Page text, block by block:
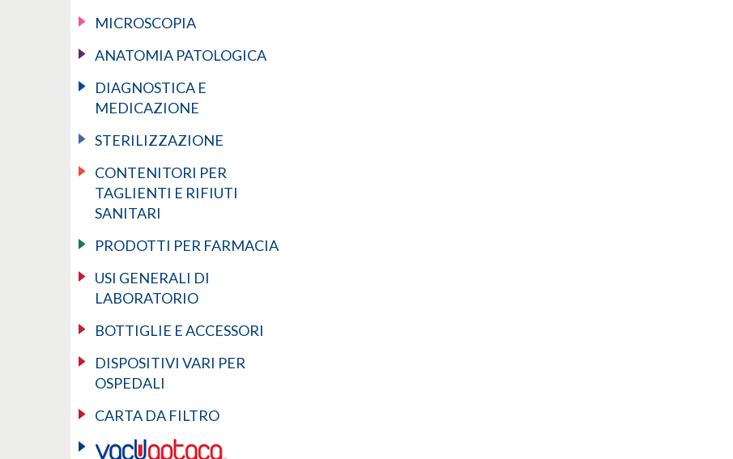
MICROSCOPIA
ANATOMIA PATOLOGICA
DIAGNOSTICA E
MEDICAZIONE
STERILIZZAZIONE
CONTENITORI PER
TAGLIENTI E RIFIUTI
SANITARI
PRODOTTI PER FARMACIA
USI GENERALI DI
LABORATORIO
BOTTIGLIE E ACCESSORI
DISPOSITIVI VARI PER
OSPEDALI
CARTA DA FILTRO